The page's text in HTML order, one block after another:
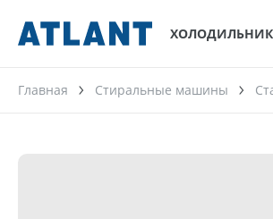
Главная Стиральные машины